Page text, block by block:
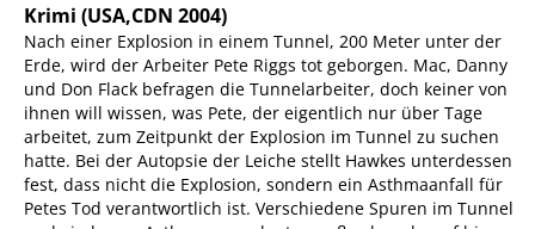
Krimi (USA,CDN 2004)
Nach einer Explosion in einem Tunnel, 200 Meter unter der
Erde, wird der Arbeiter Pete Riggs tot geborgen. Mac, Danny
und Don Flack befragen die Tunnelarbeiter, doch keiner von
ihnen will wissen, was Pete, der eigentlich nur über Tage
arbeitet, zum Zeitpunkt der Explosion im Tunnel zu suchen
hatte. Bei der Autopsie der Leiche stellt Hawkes unterdessen
fest, dass nicht die Explosion, sondern ein Asthmaanfall für
Petes Tod verantwortlich ist. Verschiedene Spuren im Tunnel